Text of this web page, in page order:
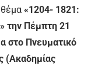
«1204- 1821:
την Πέμπτη 21
στο Πνευματικό
(Ακαδημίας